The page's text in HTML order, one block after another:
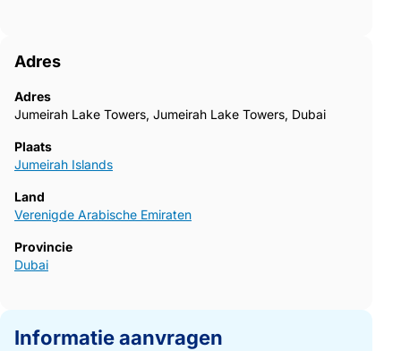
Adres
Adres
Jumeirah Lake Towers, Jumeirah Lake Towers, Dubai
Plaats
Jumeirah Islands
Land
Verenigde Arabische Emiraten
Provincie
Dubai
Informatie aanvragen